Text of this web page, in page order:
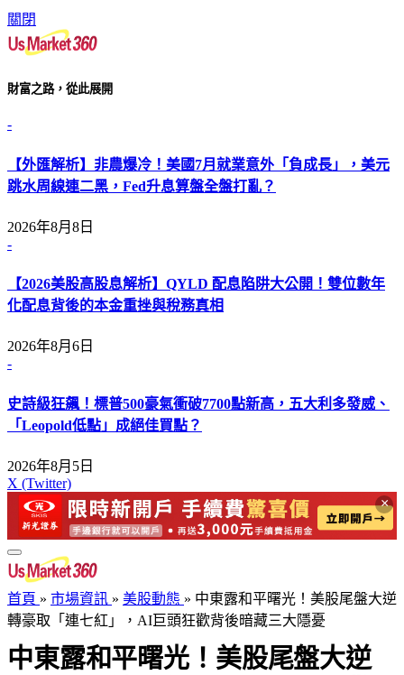
關閉
財富之路，從此展開
-
【外匯解析】非農爆冷！美國7月就業意外「負成長」，美元
跳水周線連二黑，Fed升息算盤全盤打亂？
2026年8月8日
-
【2026美股高股息解析】QYLD 配息陷阱大公開！雙位數年
化配息背後的本金重挫與稅務真相
2026年8月6日
-
史詩級狂飆！標普500豪氣衝破7700點新高，五大利多發威、
「Leopold低點」成絕佳買點？
2026年8月5日
X (Twitter)
×
首頁 » 市場資訊 » 美股動態 » 中東露和平曙光！美股尾盤大逆
轉豪取「連七紅」，AI巨頭狂歡背後暗藏三大隱憂
中東露和平曙光！美股尾盤大逆